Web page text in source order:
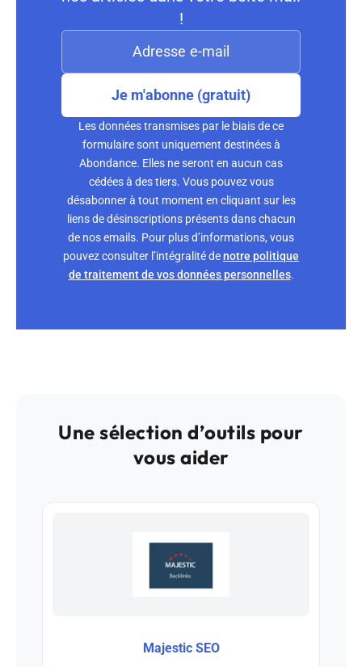
!
Je m'abonne (gratuit)
Les données transmises par le biais de ce
formulaire sont uniquement destinées à
Abondance. Elles ne seront en aucun cas
cédées à des tiers. Vous pouvez vous
désabonner à tout moment en cliquant sur les
liens de désinscriptions présents dans chacun
de nos emails. Pour plus d’informations, vous
pouvez consulter l’intégralité denotre politique
de traitement de vos données personnelles.
Une sélection d’outils pour
vous aider
Majestic SEO